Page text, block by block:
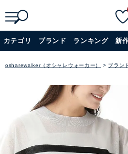
詳
カテゴリ ブランド ランキング 新
osharewalker（オシャレウォーカー） ブラン